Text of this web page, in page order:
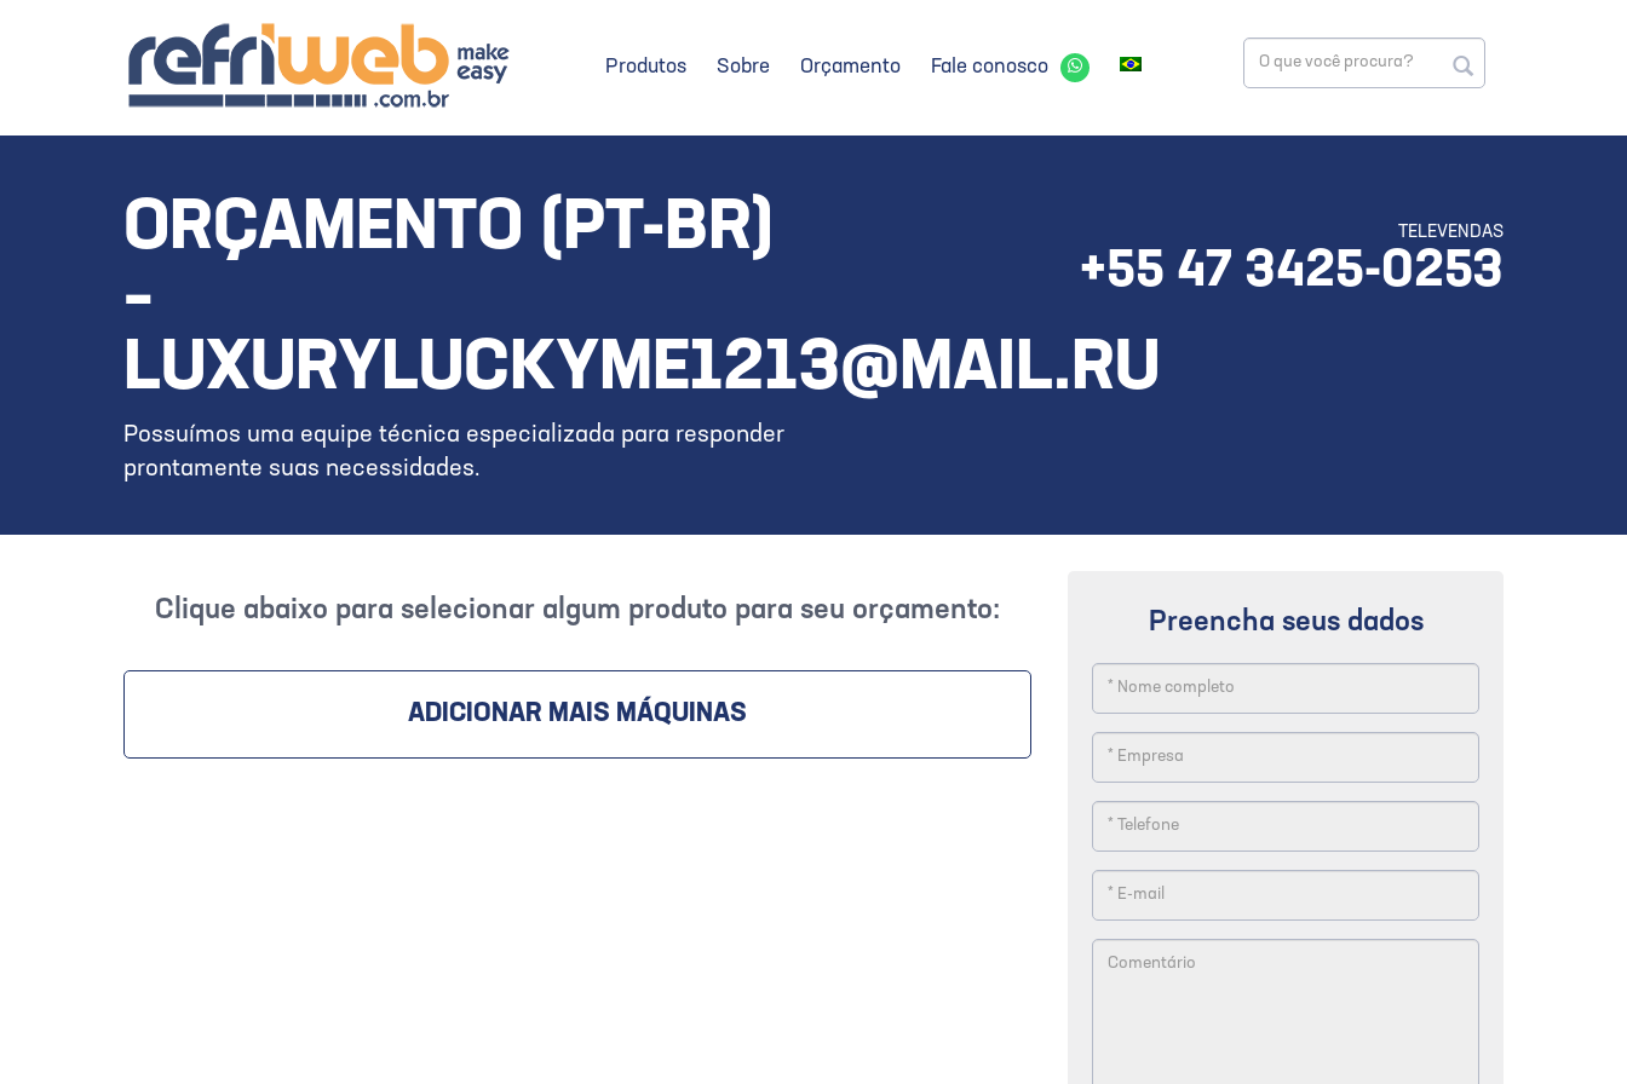
Produtos Sobre Orçamento Fale conosco
ORÇAMENTO (PT-BR)
–
LUXURYLUCKYME1213@MAIL.RU
Possuímos uma equipe técnica especializada para responder
prontamente suas necessidades.
TELEVENDAS
+55 47 3425-0253
Clique abaixo para selecionar algum produto para seu orçamento:
ADICIONAR MAIS MÁQUINAS
Preencha seus dados